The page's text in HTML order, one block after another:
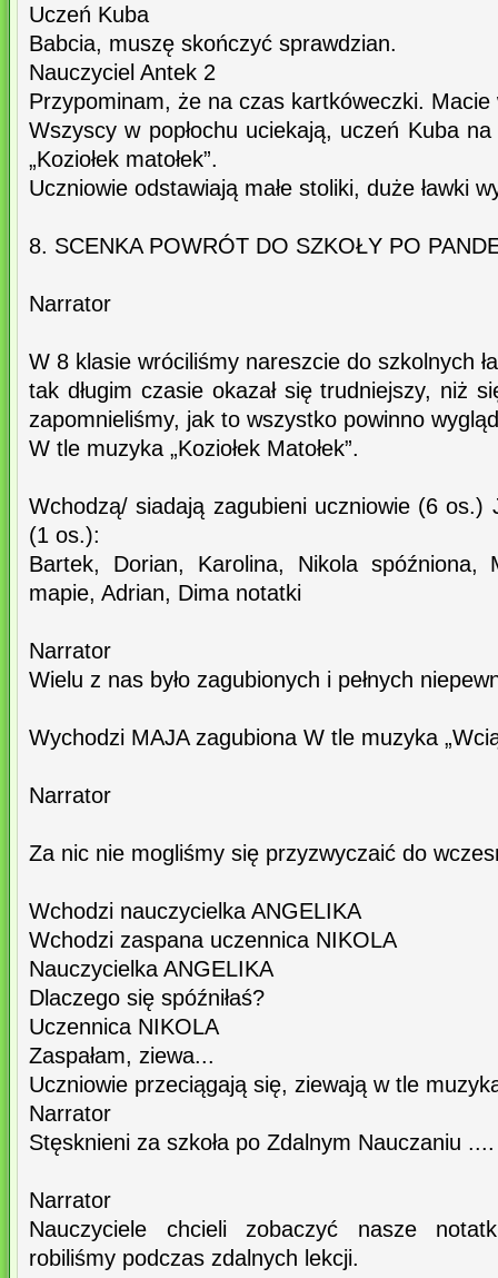
Uczeń Kuba
Babcia, muszę skończyć sprawdzian.
Nauczyciel Antek 2
Przypominam, że na czas kartkóweczki. Macie
Wszyscy w popłochu uciekają, uczeń Kuba
„Koziołek matołek”.
Uczniowie odstawiają małe stoliki, duże ławki
8. SCENKA POWRÓT DO SZKOŁY PO
Narrator
W 8 klasie wróciliśmy nareszcie do szkolnych
tak długim czasie okazał się trudniejszy, niż
zapomnieliśmy, jak to wszystko powinno
W tle muzyka „Koziołek Matołek”.
Wchodzą/ siadają zagubieni uczniowie (6
(1 os.):
Bartek, Dorian, Karolina, Nikola spóźniona,
mapie, Adrian, Dima notatki
Narrator
Wielu z nas było zagubionych i pełnych
Wychodzi MAJA zagubiona W tle muzyka
Narrator
Za nic nie mogliśmy się przyzwyczaić do
Wchodzi nauczycielka ANGELIKA
Wchodzi zaspana uczennica NIKOLA
Nauczycielka ANGELIKA
Dlaczego się spóźniłaś?
Uczennica NIKOLA
Zaspałam, ziewa...
Uczniowie przeciągają się, ziewają w tle
Narrator
Stęsknieni za szkoła po Zdalnym Nauczaniu
Narrator
Nauczyciele chcieli zobaczyć nasze
robiliśmy podczas zdalnych lekcji.